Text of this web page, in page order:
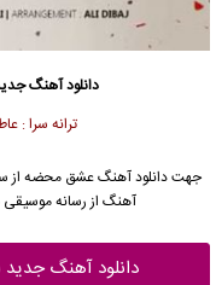
دانلود آهنگ
ترانه سرا :
جهت دانلود آهنگ عشق محضه از
آهنگ از رسانه
دانلود آهنگ